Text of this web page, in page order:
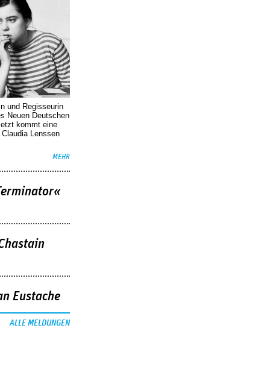
und Regisseurin
Neuen Deutschen
kommt eine
Lenssen
MEHR
Eustache
ALLE MELDUNGEN